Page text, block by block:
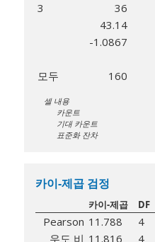
3 36
43.14
-1.0867
모두 160
셀 내용
카운트
기대 카운트
표준화 잔차
카이-제곱 검정
카이-제곱 DF
Pearson 11.788 4
우도 비 11.816 4